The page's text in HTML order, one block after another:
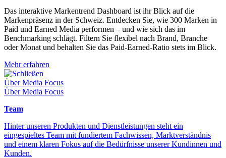
Das interaktive Markentrend Dashboard ist ihr Blick auf die
Markenpräsenz in der Schweiz. Entdecken Sie, wie 300 Marken in
Paid und Earned Media performen – und wie sich das im
Benchmarking schlägt. Filtern Sie flexibel nach Brand, Branche
oder Monat und behalten Sie das Paid-Earned-Ratio stets im Blick.
Mehr erfahren
Schließen
Über Media Focus
Über Media Focus
Team
Hinter unseren Produkten und Dienstleistungen steht ein
eingespieltes Team mit fundiertem Fachwissen, Marktverständnis
und einem klaren Fokus auf die Bedürfnisse unserer Kundinnen und
Kunden.